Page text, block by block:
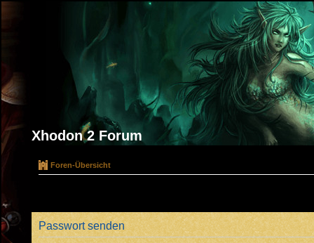
Xhodon 2 Forum
Foren-Übersicht
Passwort senden